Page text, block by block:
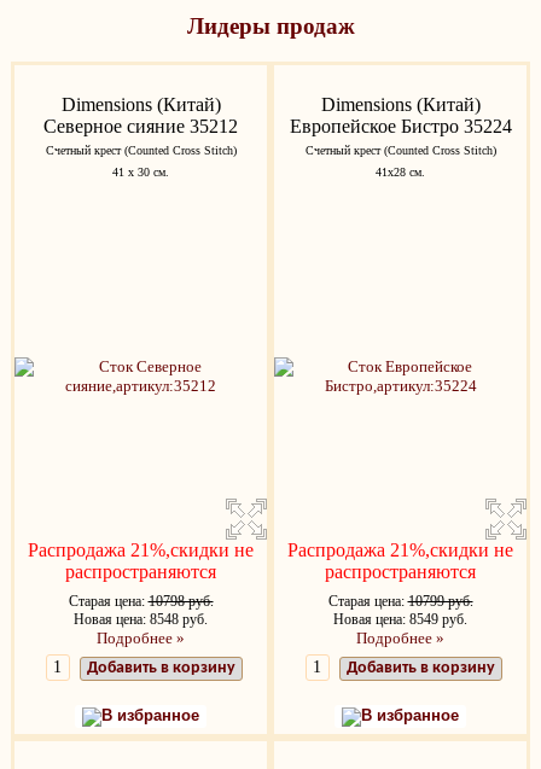
Лидеры продаж
Dimensions (Китай)
Северное сияние 35212
Счетный крест (Counted Cross Stitch)
41 х 30 см.
Распродажа 21%,скидки не
распространяются
Старая цена:10798 руб.
Новая цена: 8548 руб.
Подробнее »
Добавить в корзину
В избранное
Dimensions (Китай)
Европейское Бистро 35224
Счетный крест (Counted Cross Stitch)
41x28 см.
Распродажа 21%,скидки не
распространяются
Старая цена:10799 руб.
Новая цена: 8549 руб.
Подробнее »
Добавить в корзину
В избранное